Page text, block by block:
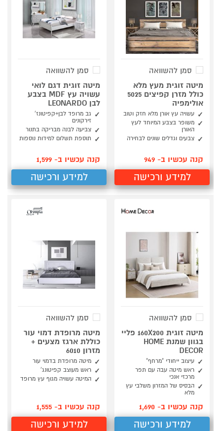
סמן להשוואה
מיטה זוגית מעץ מלא
כולל מזרן קפיצים 5025
אולימפיה
עשויה עץ אורן מלא חזק וטוב
משופר בצבע המיוחד לעץ
האורן
צבעים וגדלים שונים לבחירה
קנה עכשיו ב- 949
למידע ורכישה
סמן להשוואה
מיטה זוגית דגם לואי
עשויה עץ MDF בצבע
לבן LEONARDO
גב מרופד לבן+קפיטונז’
זירקונים
צביעה לבנה מבריקה בתנור
תוספת תשלום למידות נוספות
קנה עכשיו ב- 1,599
למידע ורכישה
סמן להשוואה
מיטה זוגית 160X200 פליי
בגוון שמנת HOME
DECOR
עיצוב ייחודי "מרחף"
ראש מיטה עבה עם תפר
מרכזי אנכי
הבסיס של המזרון משלבי עץ
מלא
קנה עכשיו ב- 1,690
למידע ורכישה
סמן להשוואה
מיטה מרופדת דמוי עור
כוללת ארגז מצעים +
מזרון 6010
מיטה מרופדת בדמוי עור
ראש מעוצב קפיטונג'
המיטה עשויה מגוף עץ מרופד
קנה עכשיו ב- 1,555
למידע ורכישה